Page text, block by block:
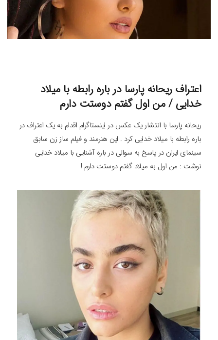
اعتراف ریحانه پارسا در باره رابطه با میلاد
خدایی / من اول گفتم دوستت دارم
ریحانه پارسا با انتشار یک عکس در اینستاگرام اقدام به یک اعتراف در
باره رابطه با میلاد خدایی کرد . این هنرمند و فیلم ساز زن سابق
سینمای ایران در پاسخ به سوالی در باره آشنایی با میلاد خدایی
نوشت : من اول به میلاد گفتم دوستت دارم !